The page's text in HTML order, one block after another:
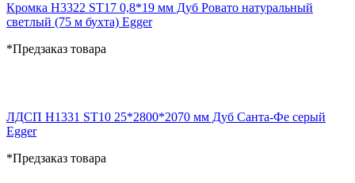
Кромка H3322 ST17 0,8*19 мм Дуб Ровато натуральный
светлый (75 м бухта) Egger
*Предзаказ товара
ЛДСП H1331 ST10 25*2800*2070 мм Дуб Санта-Фе серый
Egger
*Предзаказ товара